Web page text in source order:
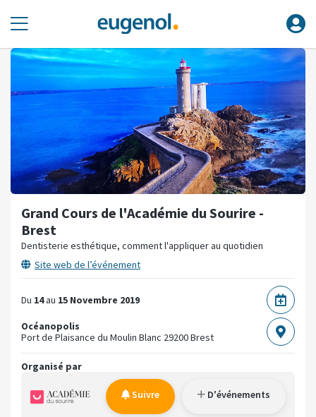
Grand Cours de l'Académie du Sourire -
Brest
Dentisterie esthétique, comment l'appliquer au quotidien
Site web de l’événement
Du 14au 15 Novembre 2019
Océanopolis
Port de Plaisance du Moulin Blanc 29200 Brest
Organisé par
Suivre D'événements